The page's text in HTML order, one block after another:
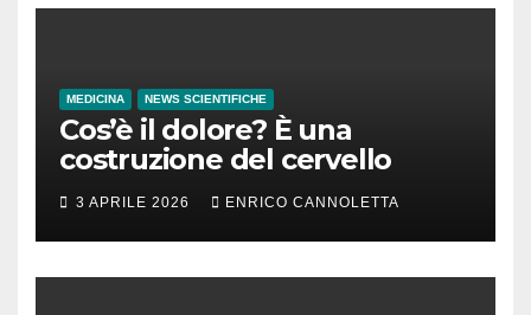
MEDICINA NEWS SCIENTIFICHE
Cos’è il dolore? È una
costruzione del cervello
3 APRILE 2026 ENRICO CANNOLETTA